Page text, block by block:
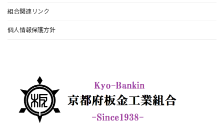
組合関連リンク
個人情報保護方針